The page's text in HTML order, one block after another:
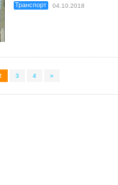
Транспорт 04.10.2018
3 4 »